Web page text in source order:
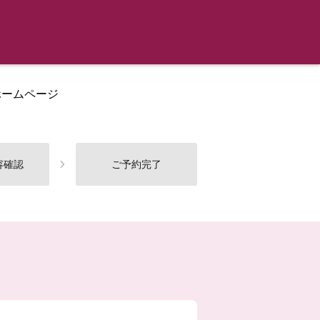
ムページ
確認 ご予約完了